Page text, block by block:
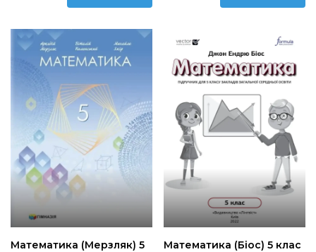
Математика (Мерзляк) 5
Математика (Біос) 5 клас